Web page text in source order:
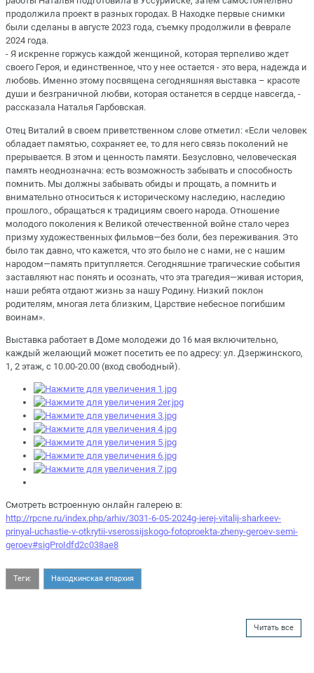
продолжила проект в разных городах. В Находке первые снимки
были сделаны в августе 2023 года, съемку продолжили в феврале
2024 года.
- Я искренне горжусь каждой женщиной, которая терпеливо ждет
своего Героя, и единственное, что у нее остается - это вера, надежда и
любовь. Именно этому посвящена сегодняшняя выставка – красоте
души и безграничной любви, которая останется в сердце навсегда, -
рассказала Наталья Гарбовская.
Отец Виталий в своем приветственном слове отметил: «Если человек
обладает памятью, сохраняет ее, то для него связь поколений не
прерывается. В этом и ценность памяти. Безусловно, человеческая
память неоднозначна: есть возможность забывать и способность
помнить. Мы должны забывать обиды и прощать, а помнить и
внимательно относиться к историческому наследию, наследию
прошлого., обращаться к традициям своего народа. Отношение
молодого поколения к Великой отечественной войне стало через
призму художественных фильмов—без боли, без переживания. Это
было так давно, что кажется, что это было не с нами, не с нашим
народом—память притупляется. Сегодняшние трагические события
заставляют нас понять и осознать, что эта трагедия—живая история,
наши ребята отдают жизнь за нашу Родину. Низкий поклон
родителям, многая лета близким, Царствие небесное погибшим
воинам».
Выставка работает в Доме молодежи до 16 мая включительно,
каждый желающий может посетить ее по адресу: ул. Дзержинского,
1, 2 этаж, с 10.00-20.00 (вход свободный).
Смотреть встроенную онлайн галерею в:
http://rpcne.ru/index.php/arhiv/3031-6-05-2024g-ierej-vitalij-sharkeev-
prinyal-uchastie-v-otkrytii-vserossijskogo-fotoproekta-zheny-geroev-semi-
geroev#sigProIdfd2c038ae8
Теги: Находкинская епархия
Читать все